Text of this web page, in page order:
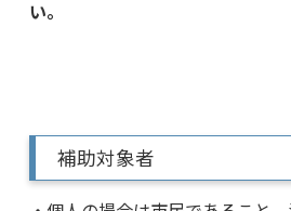
い。
補助対象者